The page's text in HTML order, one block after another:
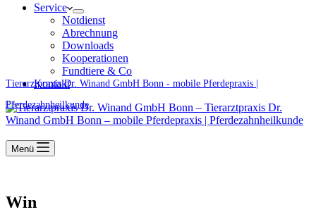
Service
Notdienst
Abrechnung
Downloads
Kooperationen
Fundtiere & Co
Kontakt
Tierarztpraxis Dr. Winand GmbH Bonn - mobile Pferdepraxis |
Pferdezahnheilkunde
Menü
Win